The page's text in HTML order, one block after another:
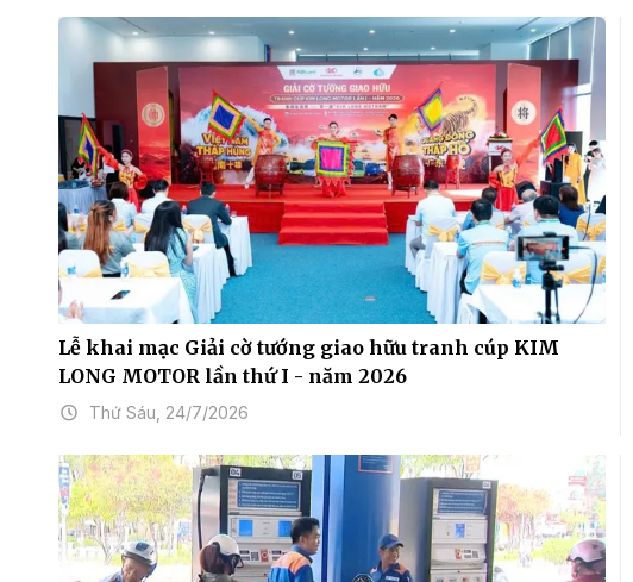
Lễ khai mạc Giải cờ tướng giao hữu tranh cúp KIM
LONG MOTOR lần thứ I - năm 2026
Thứ Sáu, 24/7/2026